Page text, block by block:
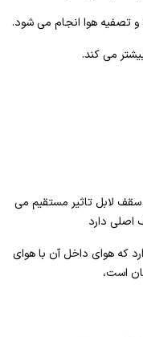
و تصفیه هوا انجام می شود.
می کند.
لابل تاثیر مستقیم می
اصلی دارد
که هوای داخل آن با هوای
است،